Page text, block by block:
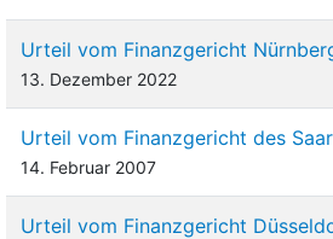
Urteil vom Finanzgericht
13. Dezember 2022
Urteil vom Finanzgericht des
14. Februar 2007
Urteil vom Finanzgericht